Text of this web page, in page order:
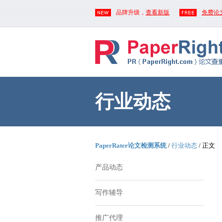
品牌升级， 查看新版 免费论
行业动态
PaperRater论文检测系统/ 行业动态 / 正文
产品动态
写作辅导
推广代理